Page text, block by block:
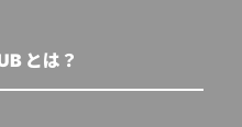
とは？